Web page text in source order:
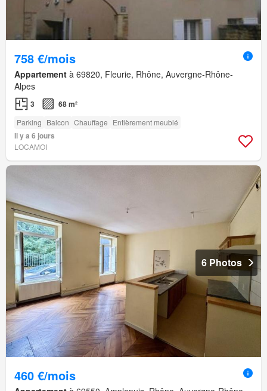
758 €/mois
Appartement à 69820, Fleurie, Rhône, Auvergne-Rhône-
Alpes
3 68 m²
Parking Balcon Chauffage Entièrement meublé
Il y a 6 jours
LOCAMOI
6 Photos
460 €/mois